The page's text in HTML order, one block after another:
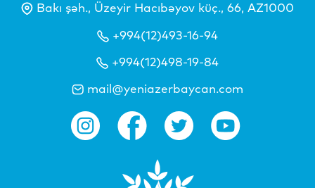
Bakı şəh., Üzeyir Hacıbəyov küç., 66, AZ1000
+994(12)493-16-94
+994(12)498-19-84
mail@yeniazerbaycan.com